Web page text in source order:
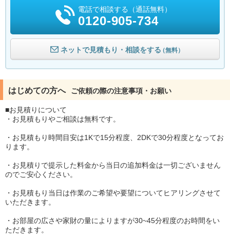
電話で相談する（通話無料）
0120-905-734
ネットで見積もり・相談をする（無料）
はじめての方へ ご依頼の際の注意事項・お願い
■お見積りについて
・お見積もりやご相談は無料です。
・お見積もり時間目安は1Kで15分程度、2DKで30分程度となってお
ります。
・お見積りで提示した料金から当日の追加料金は一切ございません
のでご安心ください。
・お見積もり当日は作業のご希望や要望についてヒアリングさせて
いただきます。
・お部屋の広さや家財の量によりますが30~45分程度のお時間をい
ただきます。